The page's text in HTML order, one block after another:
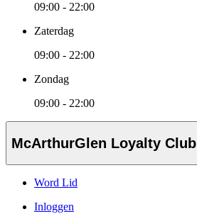
09:00 - 22:00
Zaterdag
09:00 - 22:00
Zondag
09:00 - 22:00
McArthurGlen Loyalty Club
Word Lid
Inloggen